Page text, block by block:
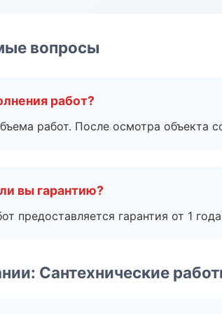
вопросы
работ?
работ. После осмотра объекта
вы гарантию?
предоставляется гарантия от 1
Сантехнические